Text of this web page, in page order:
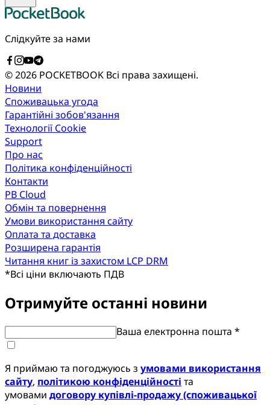
Слідкуйте за нами
© 2026 POCKETBOOK Всі права захищені.
Новини
Споживацька угода
Гарантійні зобов'язання
Технології Cookie
Support
Про нас
Політика конфіденційності
Контакти
PB Cloud
Обмін та повернення
Умови використання сайту
Оплата та доставка
Розширена гарантія
Читання книг із захистом LCP DRM
*Всі ціни включають ПДВ
Отримуйте останні новини
Ваша електронна пошта *
Я приймаю та погоджуюсь з умовами використання
сайту, політикою конфіденційності та
умовами договору купівлі-продажу (споживацької